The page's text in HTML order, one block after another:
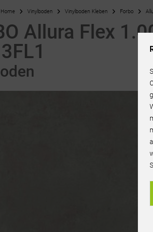
Home Vinylboden Vinylboden Kleben Forbo
Allura Flex